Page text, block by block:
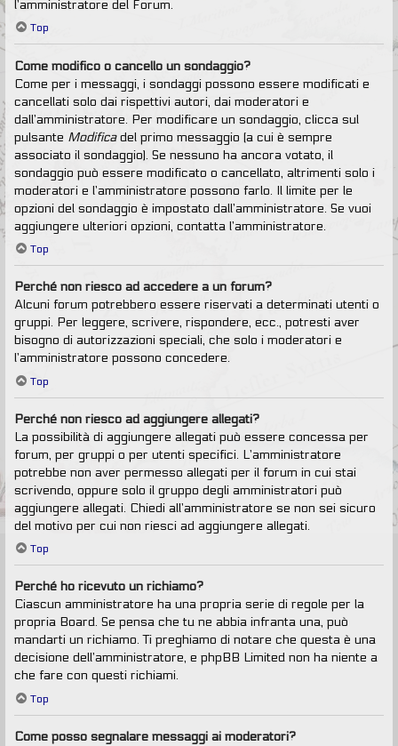
l’amministratore del Forum.
Top
Come modifico o cancello un sondaggio?
Come per i messaggi, i sondaggi possono essere modificati e
cancellati solo dai rispettivi autori, dai moderatori e
dall’amministratore. Per modificare un sondaggio, clicca sul
pulsante Modificadel primo messaggio (a cui è sempre
associato il sondaggio). Se nessuno ha ancora votato, il
sondaggio può essere modificato o cancellato, altrimenti solo i
moderatori e l’amministratore possono farlo. Il limite per le
opzioni del sondaggio è impostato dall’amministratore. Se vuoi
aggiungere ulteriori opzioni, contatta l’amministratore.
Top
Perché non riesco ad accedere a un forum?
Alcuni forum potrebbero essere riservati a determinati utenti o
gruppi. Per leggere, scrivere, rispondere, ecc., potresti aver
bisogno di autorizzazioni speciali, che solo i moderatori e
l’amministratore possono concedere.
Top
Perché non riesco ad aggiungere allegati?
La possibilità di aggiungere allegati può essere concessa per
forum, per gruppi o per utenti specifici. L’amministratore
potrebbe non aver permesso allegati per il forum in cui stai
scrivendo, oppure solo il gruppo degli amministratori può
aggiungere allegati. Chiedi all’amministratore se non sei sicuro
del motivo per cui non riesci ad aggiungere allegati.
Top
Perché ho ricevuto un richiamo?
Ciascun amministratore ha una propria serie di regole per la
propria Board. Se pensa che tu ne abbia infranta una, può
mandarti un richiamo. Ti preghiamo di notare che questa è una
decisione dell’amministratore, e phpBB Limited non ha niente a
che fare con questi richiami.
Top
Come posso segnalare messaggi ai moderatori?